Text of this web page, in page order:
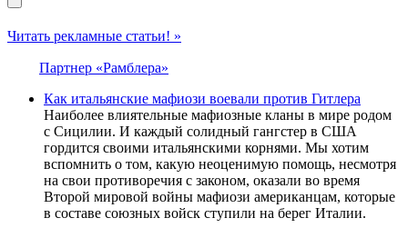
Читать рекламные статьи! »
Партнер «Рамблера»
Как итальянские мафиози воевали против Гитлера
Наиболее влиятельные мафиозные кланы в мире родом
с Сицилии. И каждый солидный гангстер в США
гордится своими итальянскими корнями. Мы хотим
вспомнить о том, какую неоценимую помощь, несмотря
на свои противоречия с законом, оказали во время
Второй мировой войны мафиози американцам, которые
в составе союзных войск ступили на берег Италии.